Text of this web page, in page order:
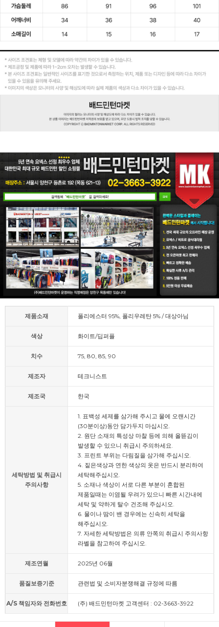
제품소재 폴리에스터 95%, 폴리우레탄 5% / 대상아님
색상 화이트/딥퍼플
치수 75, 80, 85, 90
제조자 테크니스트
제조국 한국
세탁방법 및 취급시
주의사항
1. 표백성 세제를 삼가해 주시고 물에 오랜시간
(30분이상)동안 담가두지 마십시오.
2. 원단 소재의 특성상 마찰 등에 의해 올뜯김이
발생할 수 있으니 취급시 주의하세요.
3. 프린트 부위는 다림질을 삼가해 주십시오.
4. 짙은색상과 연한 색상의 옷은 반드시 분리하여
세탁해주십시오.
5. 소재나 색상이 서로 다른 부분이 혼합된
제품일때는 이염될 우려가 있으니 빠른 시간내에
세탁 및 약하게 탈수 건조해 주십시오.
6. 물이나 땀이 밴 경우에는 신속히 세탁을
해주십시오.
7. 자세한 세탁방법은 의류 안쪽의 취급시 주의사항
라벨을 참고하여 주십시오.
제조연월 2025년 06월
품질보증기준 관련법 및 소비자분쟁해결 규정에 따름
A/S 책임자와 전화번호 (주) 배드민턴마켓 고객센터 : 02-3663-3922